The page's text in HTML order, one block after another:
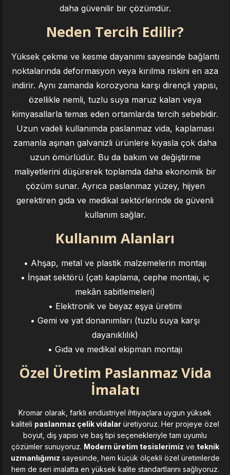
daha güvenilir bir çözümdür.
Neden Tercih Edilir?
Yüksek çekme ve kesme dayanımı sayesinde bağlantı
noktalarında deformasyon veya kırılma riskini en aza
indirir. Aynı zamanda korozyona karşı dirençli yapısı,
özellikle nemli, tuzlu suya maruz kalan veya
kimyasallarla temas eden ortamlarda tercih sebebidir.
Uzun vadeli kullanımda paslanmaz vida, kaplaması
zamanla aşınan galvanizli ürünlere kıyasla çok daha
uzun ömürlüdür. Bu da bakım ve değiştirme
maliyetlerini düşürerek toplamda daha ekonomik bir
çözüm sunar. Ayrıca paslanmaz yüzey, hijyen
gerektiren gıda ve medikal sektörlerinde de güvenli
kullanım sağlar.
Kullanım Alanları
• Ahşap, metal ve plastik malzemelerin montajı
• İnşaat sektörü (çatı kaplama, cephe montajı, iç
mekân sabitlemeleri)
• Elektronik ve beyaz eşya üretimi
• Gemi ve yat donanımları (tuzlu suya karşı
dayanıklılık)
• Gıda ve medikal ekipman montajı
Özel Üretim Paslanmaz Vida
İmalatı
Kromar olarak, farklı endüstriyel ihtiyaçlara uygun yüksek
kaliteli paslanmaz çelik vidalarüretiyoruz. Her projeye özel
boyut, diş yapısı ve baş tipi seçenekleriyle tam uyumlu
çözümler sunuyoruz. Modern üretim tesislerimiz ve teknik
uzmanlığımız sayesinde, hem küçük ölçekli özel üretimlerde
hem de seri imalatta en yüksek kalite standartlarını sağlıyoruz.